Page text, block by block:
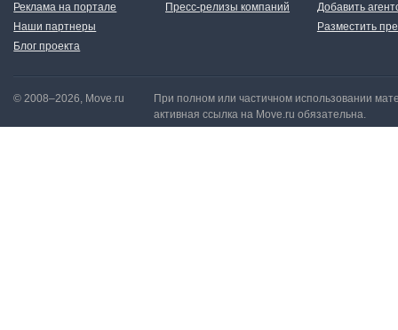
Реклама на портале
Наши партнеры
Блог проекта
Пресс-релизы компаний
Добавить
Разместить
© 2008–2026, Move.ru
При полном или частичном использовании
активная ссылка на Move.ru обязательна.